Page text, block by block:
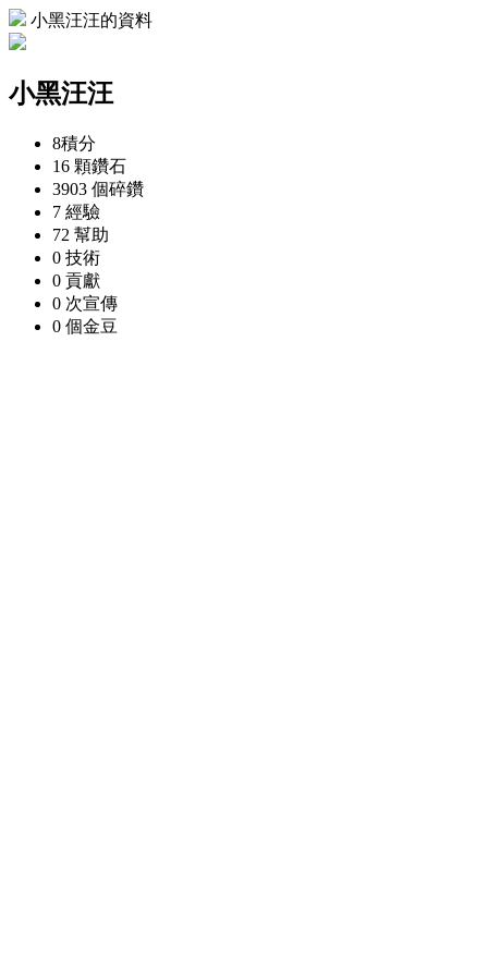
小黑汪汪的資料
小黑汪汪
8積分
16 顆鑽石
3903 個碎鑽
7 經驗
72 幫助
0 技術
0 貢獻
0 次宣傳
0 個金豆